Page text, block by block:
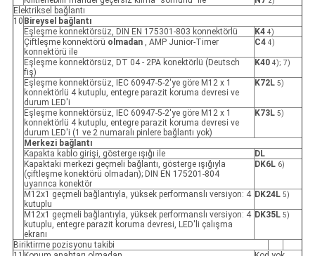
Elektriksel bağlantı
10 Bireysel bağlantı
Eşleşme konnektörsüz, DIN EN 175301-803 konnektörlü
K4 4)
Çiftleşme konnektörü olmadan, AMP Junior-Timer
konnektörü ile
C4 4)
Eşleşme konnektörsüz, DT 04 - 2PA konektörlü (Deutsch
fiş)
K40 4); 7)
Eşleşme konnektörsüz, IEC 60947-5-2'ye göre M12 x 1
konnektörlü 4 kutuplu, entegre parazit koruma devresi ve
durum LED'i
K72L 5)
Eşleşme konnektörsüz, IEC 60947-5-2'ye göre M12 x 1
konnektörlü 4 kutuplu, entegre parazit koruma devresi ve
durum LED'i (1 ve 2 numaralı pinlere bağlantı yok)
K73L 5)
Merkezi bağlantı
Kapakta kablo girişi, gösterge ışığı ile
DL
Kapaktaki merkezi geçmeli bağlantı, gösterge ışığıyla
(çiftleşme konektörü olmadan); DIN EN 175201-804
uyarınca konektör
DK6L 6)
M12x1 geçmeli bağlantıyla, yüksek performanslı versiyon: 4
kutuplu
DK24L 5)
M12x1 geçmeli bağlantıyla, yüksek performanslı versiyon: 4
kutuplu, entegre parazit koruma devresi, LED'li çalışma
ekranı
DK35L 5)
Biriktirme pozisyonu takibi